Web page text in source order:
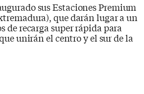
sus Estaciones Premium
que darán lugar a un
de recarga super rápida para
unirán el centro y el sur de la